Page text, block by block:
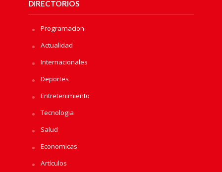
DIRECTORIOS
Programacion
Actualidad
Internacionales
Deportes
Entretenimiento
Tecnologia
Salud
Economicas
Artículos